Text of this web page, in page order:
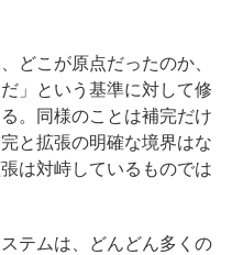
どこが原点だったのか、
」という基準に対して修
。同様のことは補完だけ
と拡張の明確な境界はな
は対峙しているものでは
テムは、どんどん多くの